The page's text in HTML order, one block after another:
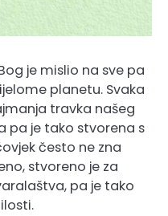
je mislio na sve pa
planetu. Svaka
travka našeg
pa je tako stvorena s
često ne zna
stvoreno je za
pa je tako